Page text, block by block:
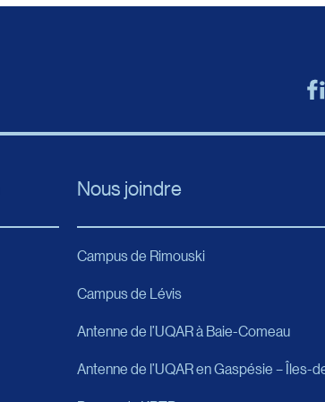
Nous joindre
Campus de Rimouski
Campus de Lévis
Antenne de l’UQAR à Baie-Comeau
Antenne de l’UQAR en Gaspésie – Îles-